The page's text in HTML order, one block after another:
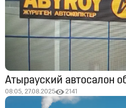
Атырауский автосалон
08:05, 27.08.2025 2141